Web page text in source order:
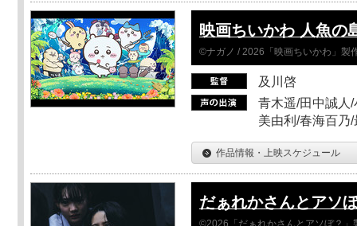
映画ちいかわ 人魚の
©ナガノ / 2026「映画ちいかわ」製
及川啓
青木遥/田中誠人
美由利/春海百乃
作品情報・上映スケジュール
だぁれかさんとアソ
©2026「だぁれかさんとアソぼ？」